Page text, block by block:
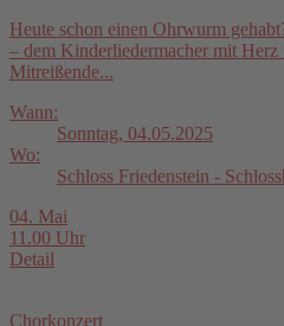
Heute schon einen Ohrwurm
– dem Kinderliedermacher mit
Mitreißende...
Wann:
Sonntag, 04.05.2025
Wo:
Schloss Friedenstein -
04. Mai
11.00 Uhr
Detail
Chorkonzert